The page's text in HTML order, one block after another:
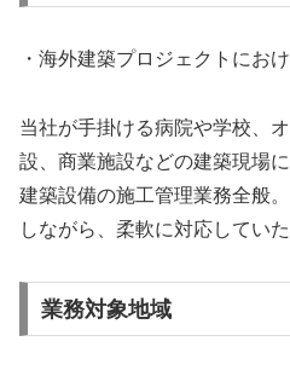
・海外建築プロジェクトにお
当社が手掛ける病院や学校、
設、商業施設などの建築現場
建築設備の施工管理業務全般
しながら、柔軟に対応していた
業務対象地域